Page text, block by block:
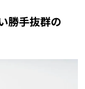
勝手抜群の